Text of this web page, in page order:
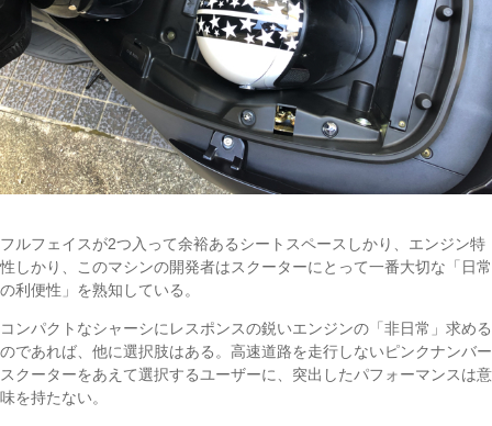
フルフェイスが2つ入って余裕あるシートスペースしかり、エンジン特
性しかり、このマシンの開発者はスクーターにとって一番大切な「日常
の利便性」を熟知している。
コンパクトなシャーシにレスポンスの鋭いエンジンの「非日常」求める
のであれば、他に選択肢はある。高速道路を走行しないピンクナンバー
スクーターをあえて選択するユーザーに、突出したパフォーマンスは意
味を持たない。